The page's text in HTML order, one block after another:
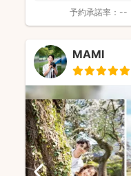
予約承諾率： --
MAMI